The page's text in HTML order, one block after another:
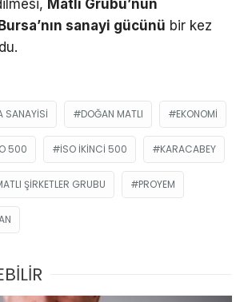
Matlı Grubu’nun
sanayi gücünü bir kez
SANAYISI DOĞAN MATLI EKONOMI
500 İSO İKINCI 500 KARACABEY
ŞIRKETLER GRUBU PROYEM